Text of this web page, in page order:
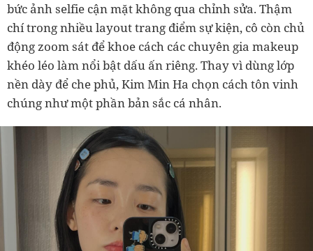
bức ảnh selfie cận mặt không qua chỉnh sửa. Thậm
chí trong nhiều layout trang điểm sự kiện, cô còn chủ
động zoom sát để khoe cách các chuyên gia makeup
khéo léo làm nổi bật dấu ấn riêng. Thay vì dùng lớp
nền dày để che phủ, Kim Min Ha chọn cách tôn vinh
chúng như một phần bản sắc cá nhân.